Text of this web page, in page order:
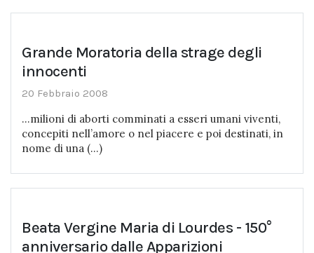
Grande Moratoria della strage degli
innocenti
20 Febbraio 2008
...milioni di aborti comminati a esseri umani viventi,
concepiti nell’amore o nel piacere e poi destinati, in
nome di una (...)
Beata Vergine Maria di Lourdes - 150°
anniversario dalle Apparizioni